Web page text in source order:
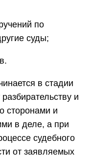
по
суды;
в стадии
и
сторонами и
в деле, а при
судебного
от заявляемых